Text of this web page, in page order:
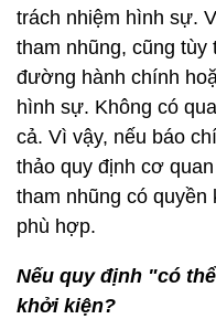
trách nhiệm hình sự.
tham nhũng, cũng tùy
đường hành chính
hình sự. Không có
cả. Vì vậy, nếu báo
thảo quy định cơ
tham nhũng có
phù hợp.
Nếu quy định "có
khởi kiện?